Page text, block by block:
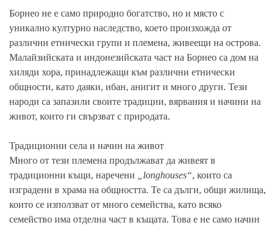
Борнео не е само природно богатство, но и място с
уникално културно наследство, което произхожда от
различни етнически групи и племена, живеещи на острова.
Малайзийската и индонезийската част на Борнео са дом на
хиляди хора, принадлежащи към различни етнически
общности, като даяки, ибан, анигит и много други. Тези
народи са запазили своите традиции, вярвания и начини на
живот, които ги свързват с природата.
Традиционни села и начин на живот
Много от тези племена продължават да живеят в
традиционни къщи, наречени
„longhouses“, които са
изградени в храма на общността. Те са дълги, общи жилища,
които се използват от много семейства, като всяко
семейство има отделна част в къщата. Това е не само начин